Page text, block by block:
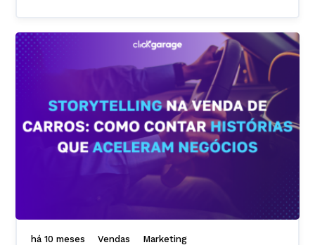
há 10 meses Vendas Marketing